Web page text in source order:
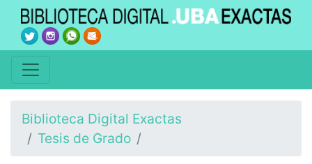
Biblioteca Digital Exactas
Tesis de Grado